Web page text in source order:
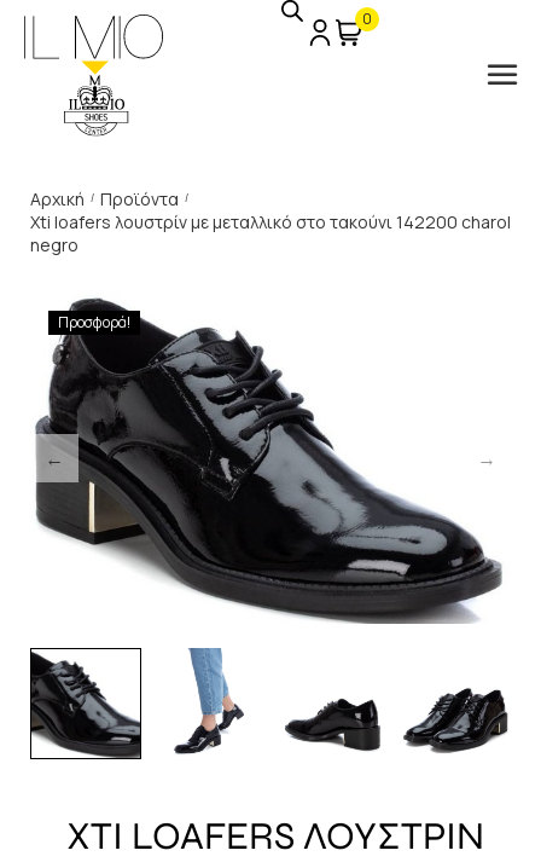
0
Αρχική / Προϊόντα /
Xti loafers λουστρίν με μεταλλικό στο τακούνι 142200 charol
negro
Προσφορά!
XTI LOAFERS ΛΟΥΣΤΡΙΝ